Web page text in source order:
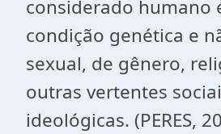
considerado humano
condição genética e
sexual, de gênero,
outras vertentes
ideológicas. (PERES,